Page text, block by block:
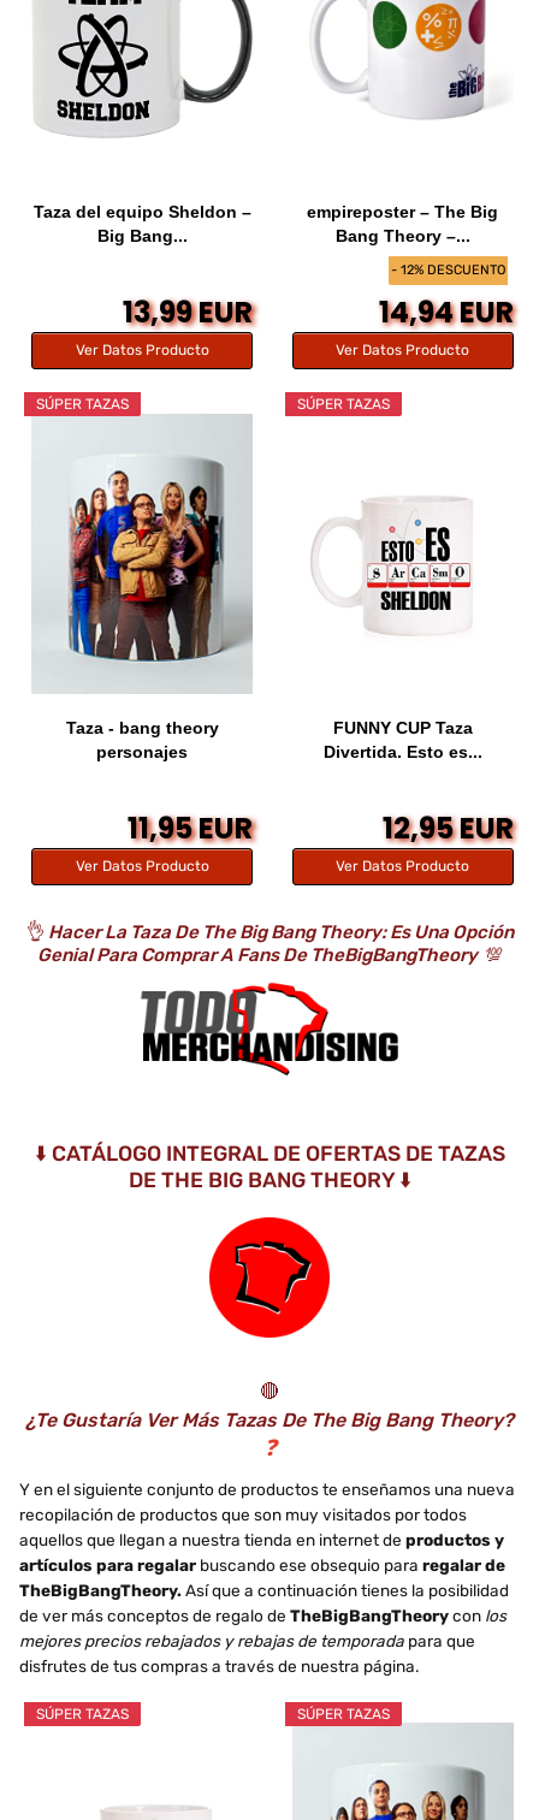
Taza del equipo Sheldon –
Big Bang...
13,99 EUR
Ver Datos Producto
- 12% DESCUENTO
empireposter – The Big
Bang Theory –...
14,94 EUR
Ver Datos Producto
SÚPER TAZAS
Taza - bang theory
personajes
11,95 EUR
Ver Datos Producto
SÚPER TAZAS
FUNNY CUP Taza
Divertida. Esto es...
12,95 EUR
Ver Datos Producto
👌 Hacer La Taza De The Big Bang Theory: Es Una Opción
Genial Para Comprar A Fans De TheBigBangTheory 💯
⬇️ CATÁLOGO INTEGRAL DE OFERTAS DE TAZAS
DE THE BIG BANG THEORY ⬇️
🔴
¿Te Gustaría Ver Más Tazas De The Big Bang Theory?
❓
Y en el siguiente conjunto de productos te enseñamos una nueva
recopilación de productos que son muy visitados por todos
aquellos que llegan a nuestra tienda en internet de productos y
artículos para regalar buscando ese obsequio para regalar de
TheBigBangTheory.Así que a continuación tienes la posibilidad
de ver más conceptos de regalo de TheBigBangTheorycon los
mejores precios rebajados y rebajas de temporada para que
disfrutes de tus compras a través de nuestra página.
SÚPER TAZAS SÚPER TAZAS